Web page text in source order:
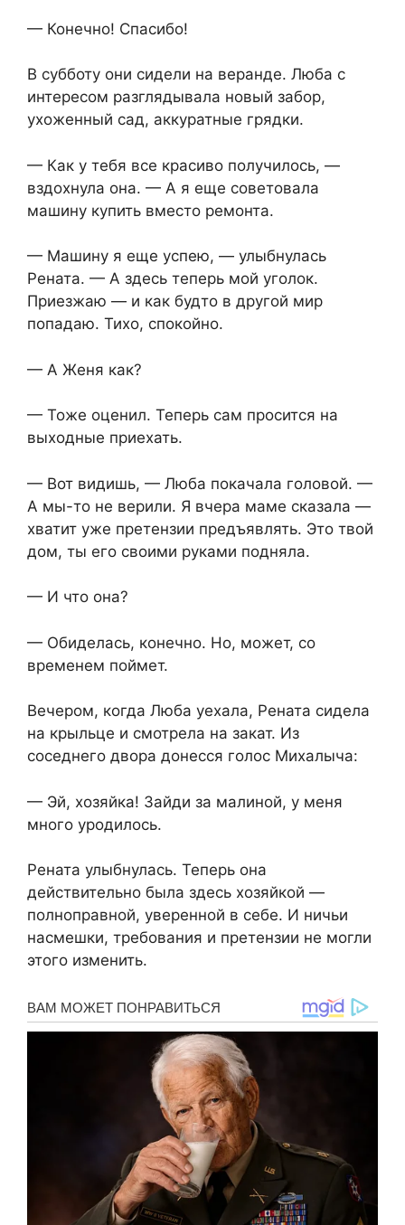
— Конечно! Спасибо!
В субботу они сидели на веранде. Люба с
интересом разглядывала новый забор,
ухоженный сад, аккуратные грядки.
— Как у тебя все красиво получилось, —
вздохнула она. — А я еще советовала
машину купить вместо ремонта.
— Машину я еще успею, — улыбнулась
Рената. — А здесь теперь мой уголок.
Приезжаю — и как будто в другой мир
попадаю. Тихо, спокойно.
— А Женя как?
— Тоже оценил. Теперь сам просится на
выходные приехать.
— Вот видишь, — Люба покачала головой. —
А мы-то не верили. Я вчера маме сказала —
хватит уже претензии предъявлять. Это твой
дом, ты его своими руками подняла.
— И что она?
— Обиделась, конечно. Но, может, со
временем поймет.
Вечером, когда Люба уехала, Рената сидела
на крыльце и смотрела на закат. Из
соседнего двора донесся голос Михалыча:
— Эй, хозяйка! Зайди за малиной, у меня
много уродилось.
Рената улыбнулась. Теперь она
действительно была здесь хозяйкой —
полноправной, уверенной в себе. И ничьи
насмешки, требования и претензии не могли
этого изменить.